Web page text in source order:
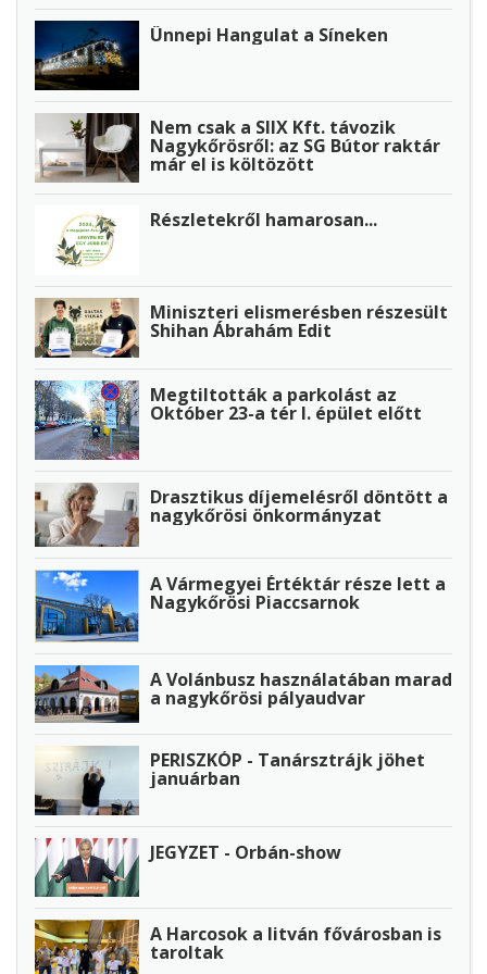
Ünnepi Hangulat a Síneken
Nem csak a SIIX Kft. távozik
Nagykőrösről: az SG Bútor raktár
már el is költözött
Részletekről hamarosan...
Miniszteri elismerésben részesült
Shihan Ábrahám Edit
Megtiltották a parkolást az
Október 23-a tér I. épület előtt
Drasztikus díjemelésről döntött a
nagykőrösi önkormányzat
A Vármegyei Értéktár része lett a
Nagykőrösi Piaccsarnok
A Volánbusz használatában marad
a nagykőrösi pályaudvar
PERISZKÓP - Tanársztrájk jöhet
januárban
JEGYZET - Orbán-show
A Harcosok a litván fővárosban is
taroltak